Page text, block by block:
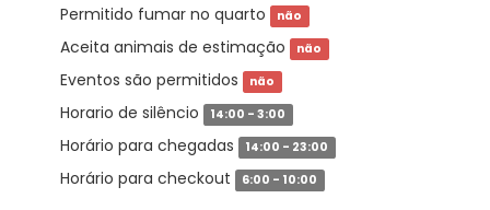
Permitido fumar no quarto não
Aceita animais de estimação não
Eventos são permitidos não
Horario de silêncio 14:00 - 3:00
Horário para chegadas 14:00 - 23:00
Horário para checkout 6:00 - 10:00